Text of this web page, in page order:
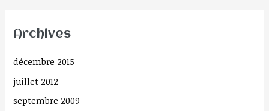
e
h
e
Archives
décembre 2015
juillet 2012
septembre 2009